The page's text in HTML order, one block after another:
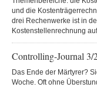
und die
drei Rechenwerke ist in
Kostenstellenrechnung
Controlling-Journal 3/
Das Ende der Märtyrer?
Woche. Oft ohne